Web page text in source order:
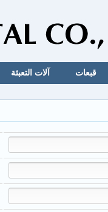
آلات التعبئة قبعات